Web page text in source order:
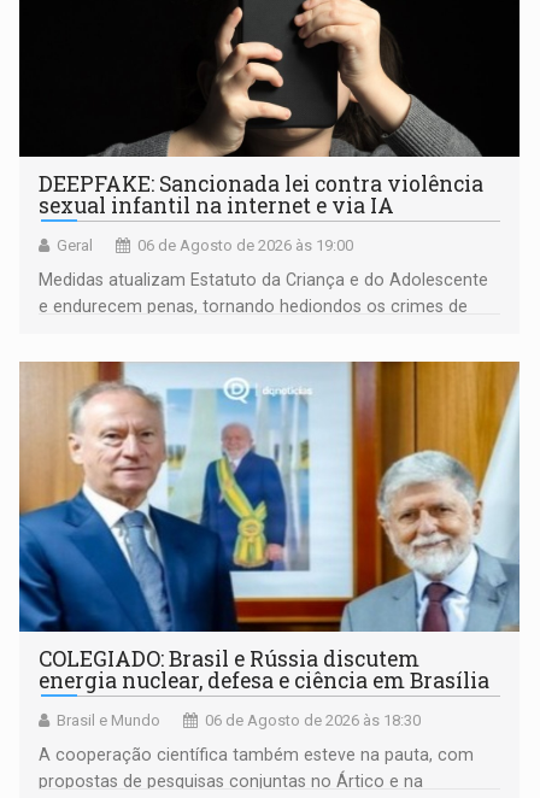
DEEPFAKE: Sancionada lei contra violência
sexual infantil na internet e via IA
Geral 06 de Agosto de 2026 às 19:00
Medidas atualizam Estatuto da Criança e do Adolescente
e endurecem penas, tornando hediondos os crimes de
COLEGIADO: Brasil e Rússia discutem
energia nuclear, defesa e ciência em Brasília
Brasil e Mundo 06 de Agosto de 2026 às 18:30
A cooperação científica também esteve na pauta, com
propostas de pesquisas conjuntas no Ártico e na